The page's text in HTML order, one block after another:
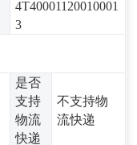
4T40001120010001
3
是否
支持
物流
快递
不支持物
流快递